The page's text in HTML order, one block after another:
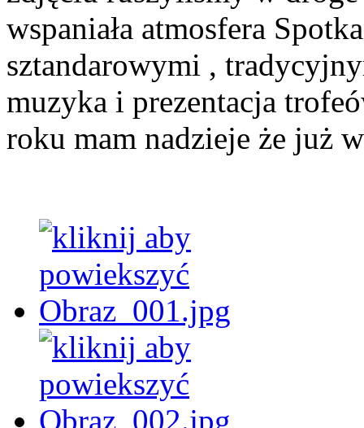
wspaniała atmosfera
sztandarowymi ,
muzyka i prezentacja
roku mam nadzieje że już